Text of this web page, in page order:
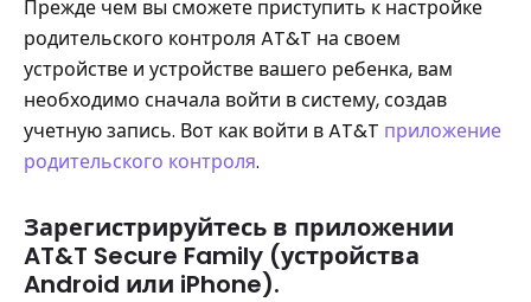
Прежде чем вы сможете приступить к настройке
родительского контроля AT&T на своем
устройстве и устройстве вашего ребенка, вам
необходимо сначала войти в систему, создав
учетную запись. Вот как войти в AT&T приложение
родительского контроля.
Зарегистрируйтесь в приложении
AT&T Secure Family (устройства
Android или iPhone).